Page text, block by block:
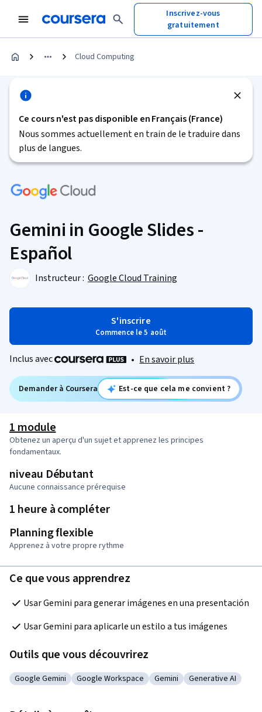
Inscrivez-vous
gratuitement
Cloud Computing
Ce cours n'est pas disponible en Français (France)
Nous sommes actuellement en train de le traduire dans
plus de langues.
Gemini in Google Slides -
Español
Instructeur : Google Cloud Training
S'inscrire
Commence le 5 août
Inclus avec • En savoir plus
Demander à Coursera Est-ce que cela me convient ?
1 module
Obtenez un aperçu d'un sujet et apprenez les principes
fondamentaux.
niveau Débutant
Aucune connaissance prérequise
1 heure à compléter
Planning flexible
Apprenez à votre propre rythme
Ce que vous apprendrez
Usar Gemini para generar imágenes en una presentación
Usar Gemini para aplicarle un estilo a tus imágenes
Outils que vous découvrirez
Catégorie : Google Gemini
Google Gemini Catégorie : Google Workspace
Google Workspace Catégorie : Gemini
Gemini Catégorie :
Generative AI